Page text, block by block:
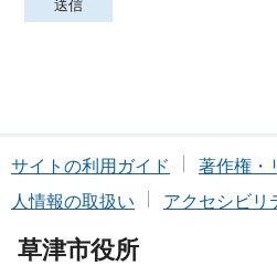
サイトの利用ガイド 著作権・
人情報の取扱い
アクセシビリ
草津市役所